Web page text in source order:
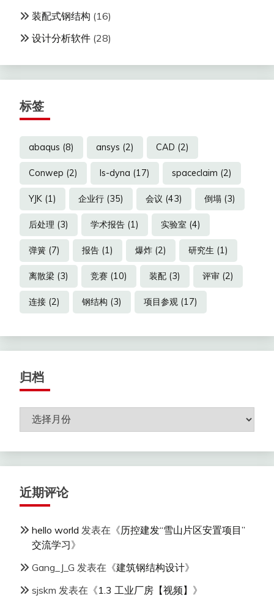
装配式钢结构 (16)
设计分析软件 (28)
标签
abaqus (8) ansys (2) CAD (2)
Conwep (2) ls-dyna (17) spaceclaim (2)
YJK (1) 企业行 (35) 会议 (43) 倒塌 (3)
后处理 (3) 学术报告 (1) 实验室 (4)
弹簧 (7) 报告 (1) 爆炸 (2) 研究生 (1)
离散梁 (3) 竞赛 (10) 装配 (3) 评审 (2)
连接 (2) 钢结构 (3) 项目参观 (17)
归档
档
近期评论
hello world 发表在《历控建发“雪山片区安置项目”
交流学习》
Gang_J_G 发表在《建筑钢结构设计》
sjskm 发表在《1.3 工业厂房【视频】 》